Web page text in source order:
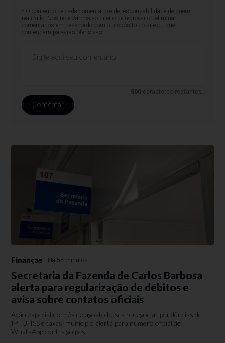
* O conteúdo de cada comentário é de responsabilidade de quem
realizá-lo. Nos reservamos ao direito de reprovar ou eliminar
comentários em desacordo com o propósito do site ou que
contenham palavras ofensivas.
500 caracteres restantes.
Comentar
Finanças Há 55 minutos
Secretaria da Fazenda de Carlos Barbosa
alerta para regularização de débitos e
avisa sobre contatos oficiais
Ação especial no mês de agosto busca renegociar pendências de
IPTU, ISS e taxas; município alerta para número oficial de
WhatsApp contra golpes